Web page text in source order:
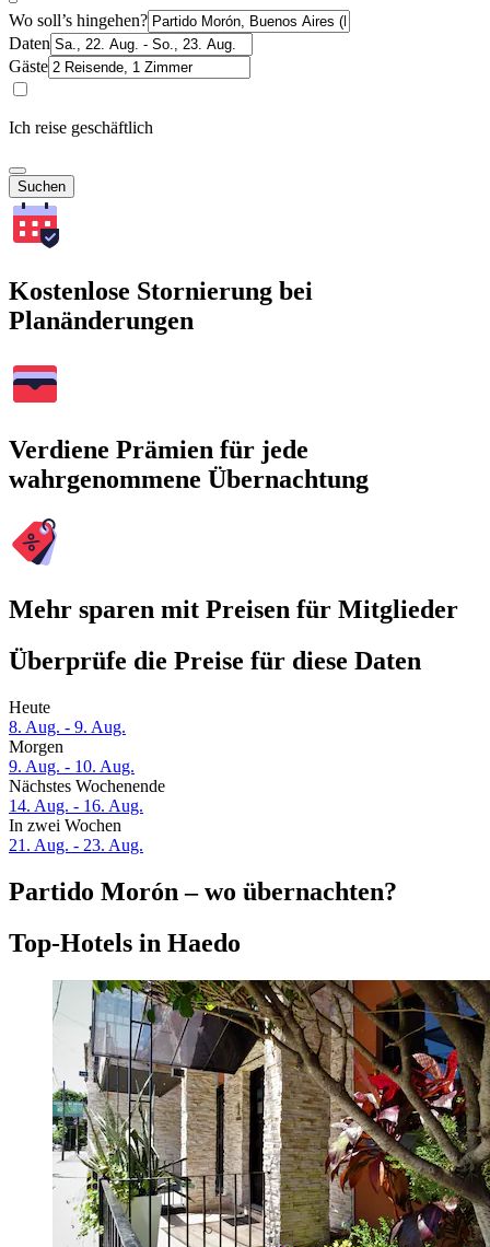
Wo soll’s hingehen?
Daten
Gäste
Ich reise geschäftlich
Suchen
Kostenlose Stornierung bei
Planänderungen
Verdiene Prämien für jede
wahrgenommene Übernachtung
Mehr sparen mit Preisen für Mitglieder
Überprüfe die Preise für diese Daten
Heute
8. Aug. - 9. Aug.
Morgen
9. Aug. - 10. Aug.
Nächstes Wochenende
14. Aug. - 16. Aug.
In zwei Wochen
21. Aug. - 23. Aug.
Partido Morón – wo übernachten?
Top-Hotels in Haedo